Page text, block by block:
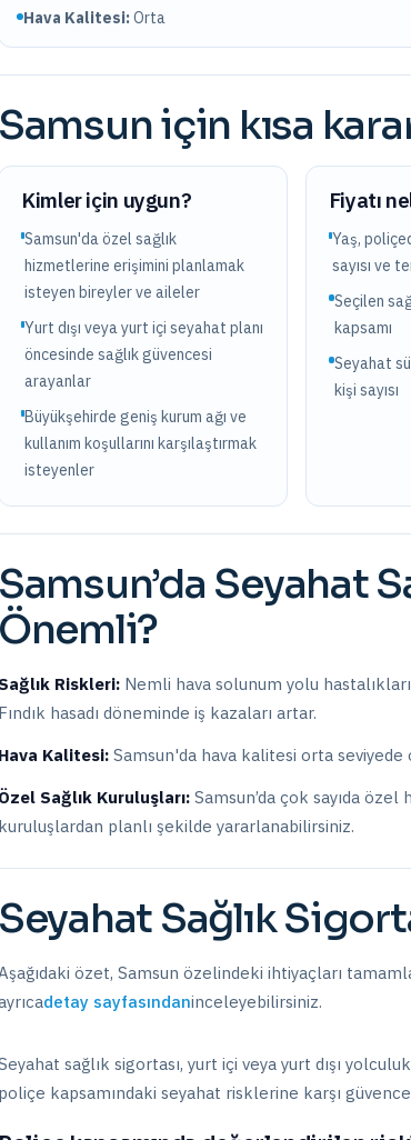
Hava Kalitesi:Orta
Samsuniçin kısa
Kimler için uygun?
Samsun'da özel sağlık
hizmetlerine erişimini planlamak
isteyen bireyler ve aileler
Yurt dışı veya yurt içi seyahat planı
öncesinde sağlık güvencesi
arayanlar
Büyükşehirde geniş kurum ağı ve
kullanım koşullarını karşılaştırmak
isteyenler
Fiyatı
Yaş,
sayısı ve
Seçilen
kapsamı
Seyahat
kişi sayısı
Samsun’da Seyahat
Önemli?
Sağlık Riskleri: Nemli hava solunum yolu
Fındık hasadı döneminde iş kazaları artar.
Hava Kalitesi: Samsun'da hava kalitesi orta
Özel Sağlık Kuruluşları: Samsun’da çok sayıda özel
kuruluşlardan planlı şekilde yararlanabilirsiniz.
Seyahat Sağlık
özet, Samsun özelindeki ihtiyaçları
detay sayfasındaninceleyebilirsiniz.
sağlık sigortası, yurt içi veya yurt dışı
poliçe kapsamındaki seyahat risklerine karşı